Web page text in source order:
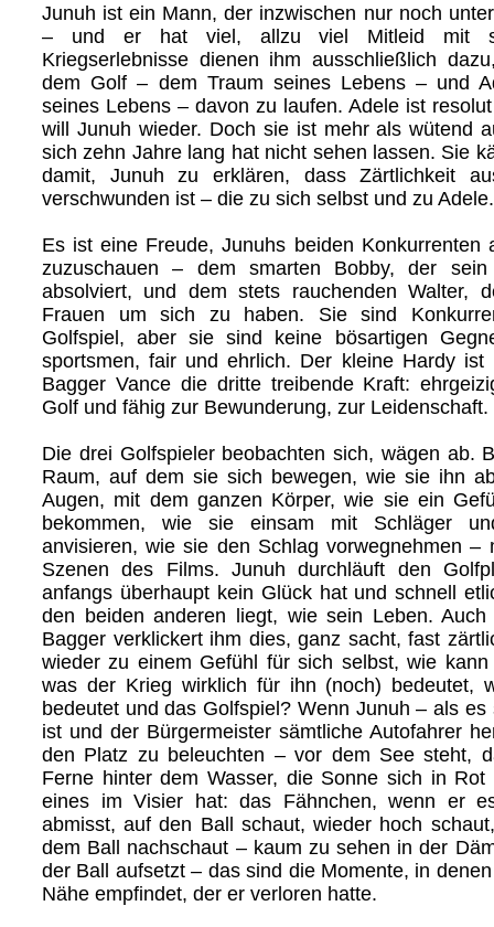
Junuh ist ein Mann, der inzwischen nur noch
– und er hat viel, allzu viel Mitleid mit
Kriegserlebnisse dienen ihm ausschließlich
dem Golf – dem Traum seines Lebens – und
seines Lebens – davon zu laufen. Adele ist
will Junuh wieder. Doch sie ist mehr als wütend
sich zehn Jahre lang hat nicht sehen lassen. Sie
damit, Junuh zu erklären, dass Zärtlichkeit
verschwunden ist – die zu sich selbst und zu Adele.
Es ist eine Freude, Junuhs beiden Konkurrenten
zuzuschauen – dem smarten Bobby, der sein
absolviert, und dem stets rauchenden Walter,
Frauen um sich zu haben. Sie sind
Golfspiel, aber sie sind keine bösartigen
sportsmen, fair und ehrlich. Der kleine Hardy ist
Bagger Vance die dritte treibende Kraft:
Golf und fähig zur Bewunderung, zur Leidenschaft.
Die drei Golfspieler beobachten sich, wägen ab.
Raum, auf dem sie sich bewegen, wie sie ihn
Augen, mit dem ganzen Körper, wie sie ein
bekommen, wie sie einsam mit Schläger
anvisieren, wie sie den Schlag vorwegnehmen –
Szenen des Films. Junuh durchläuft den
anfangs überhaupt kein Glück hat und schnell
den beiden anderen liegt, wie sein Leben.
Bagger verklickert ihm dies, ganz sacht, fast
wieder zu einem Gefühl für sich selbst, wie
was der Krieg wirklich für ihn (noch) bedeutet,
bedeutet und das Golfspiel? Wenn Junuh – als
ist und der Bürgermeister sämtliche Autofahrer
den Platz zu beleuchten – vor dem See steht,
Ferne hinter dem Wasser, die Sonne sich in
eines im Visier hat: das Fähnchen, wenn er
abmisst, auf den Ball schaut, wieder hoch
dem Ball nachschaut – kaum zu sehen in der
der Ball aufsetzt – das sind die Momente, in
Nähe empfindet, der er verloren hatte.